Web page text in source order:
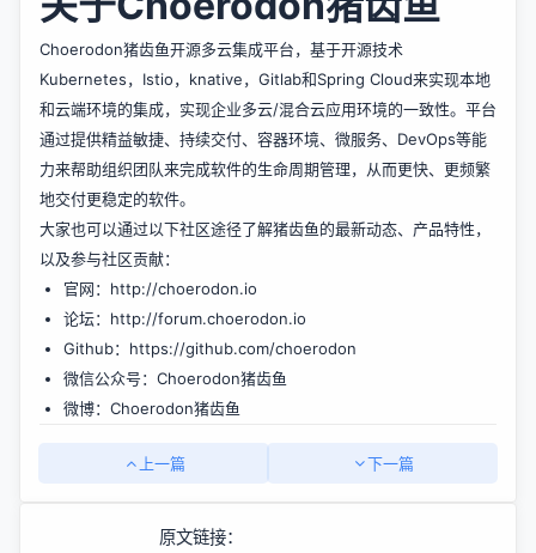
Choerodon猪齿鱼开源多云集成平台，基于开源技术
Kubernetes，Istio，knative，Gitlab和Spring Cloud来实现本地
和云端环境的集成，实现企业多云/混合云应用环境的一致性。平台
通过提供精益敏捷、持续交付、容器环境、微服务、DevOps等能
力来帮助组织团队来完成软件的生命周期管理，从而更快、更频繁
地交付更稳定的软件。
大家也可以通过以下社区途径了解猪齿鱼的最新动态、产品特性，
以及参与社区贡献：
官网： http://choerodon.io
论坛： http://forum.choerodon.io
Github： https://github.com/choerodon
微信公众号：Choerodon猪齿鱼
微博：Choerodon猪齿鱼
上一篇 下一篇
原文链接：